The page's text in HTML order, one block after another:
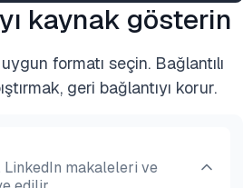
kaynak gösterin
formatı seçin. Bağlantılı
geri bağlantıyı korur.
LinkedIn makaleleri ve